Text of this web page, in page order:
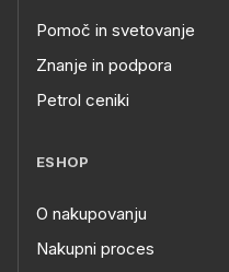
Pomoč in svetovanje
Znanje in podpora
Petrol ceniki
ESHOP
O nakupovanju
Nakupni proces